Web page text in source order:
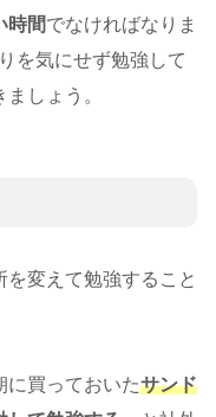
時間でなければなりま
を気にせず勉強して
しょう。
変えて勉強すること
に買っておいたサンド